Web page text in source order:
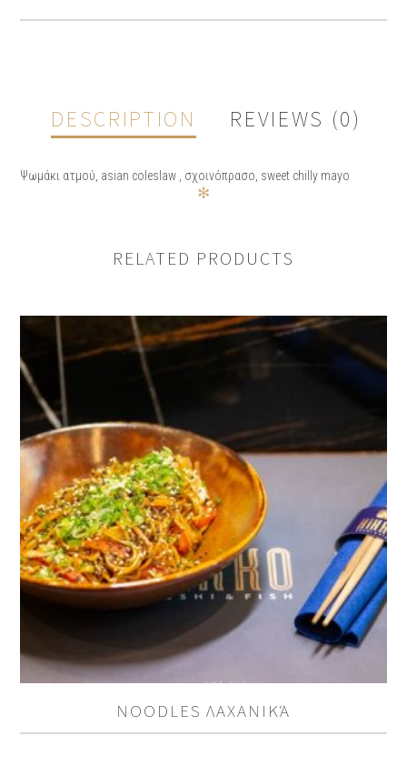
DESCRIPTION REVIEWS (0)
Ψωμάκι ατμού, asian coleslaw , σχοινόπρασο, sweet chilly mayo
REVIEWS
BE THE FIRST TO REVIEW “BAO BUNS
(2PCS) PANCO ΓΑΡΊΔΑΣ”
You must be logged in to post a review.
✻
RELATED PRODUCTS
NOODLES ΛΑΧΑΝΙΚΆ